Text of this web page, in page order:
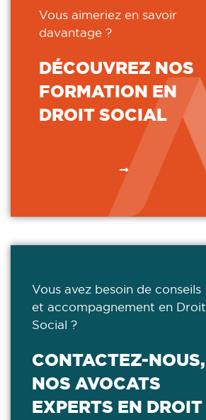
Vous aimeriez en savoir
davantage ?
DÉCOUVREZ NOS
FORMATION EN
DROIT SOCIAL
Vous avez besoin de conseils
et accompagnement en Droit
Social ?
CONTACTEZ-NOUS,
NOS AVOCATS
EXPERTS EN DROIT